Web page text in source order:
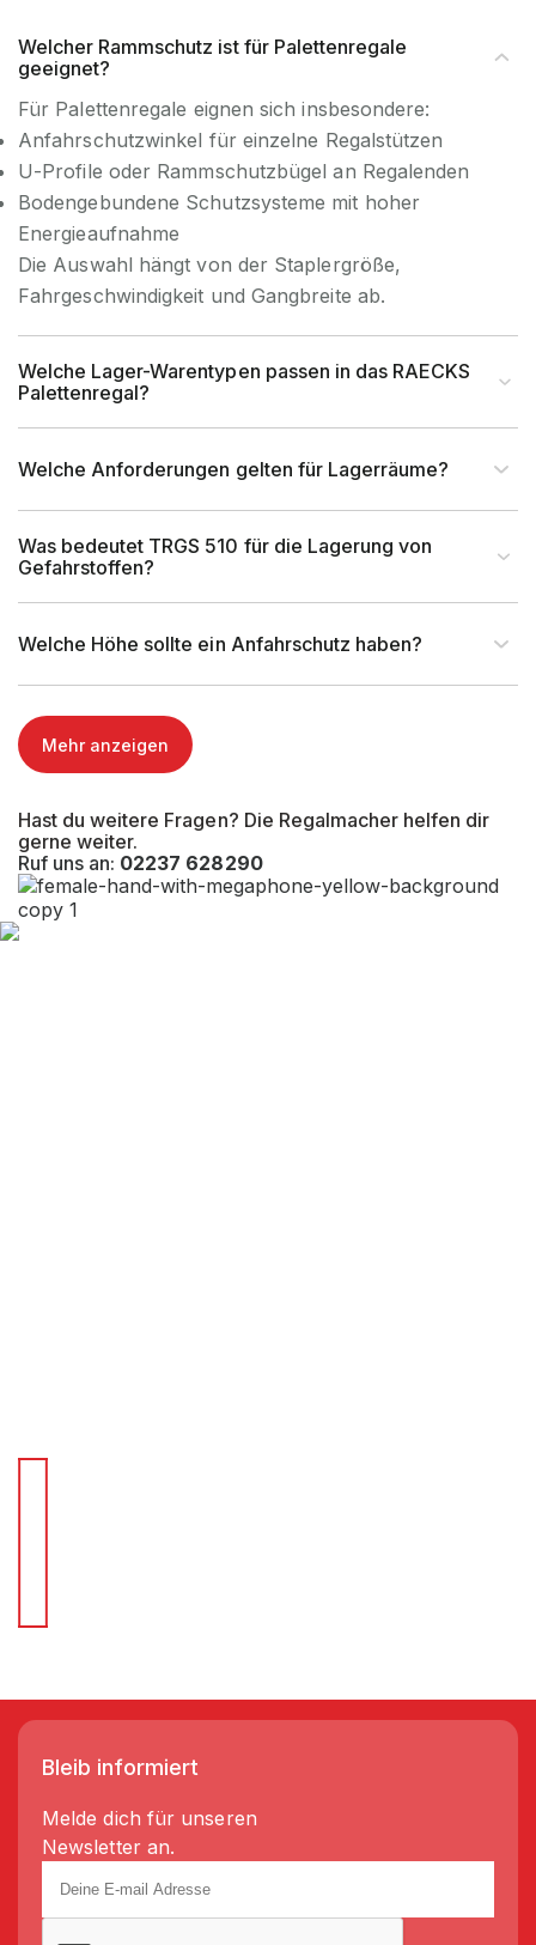
Hast du weitere Fragen? Die Regalmacher helfen dir
gerne weiter.
Ruf uns an: 02237 628290
Welcher Rammschutz ist für Palettenregale
geeignet?
Für Palettenregale eignen sich insbesondere:
Anfahrschutzwinkel für einzelne Regalstützen
U-Profile oder Rammschutzbügel an Regalenden
Bodengebundene Schutzsysteme mit hoher
Energieaufnahme
Die Auswahl hängt von der Staplergröße,
Fahrgeschwindigkeit und Gangbreite ab.
Welche Lager-Warentypen passen in das RAECKS
Palettenregal?
Welche Anforderungen gelten für Lagerräume?
Was bedeutet TRGS 510 für die Lagerung von
Gefahrstoffen?
Welche Höhe sollte ein Anfahrschutz haben?
Mehr anzeigen
Bleib informiert
Melde dich für unseren
Newsletter an.